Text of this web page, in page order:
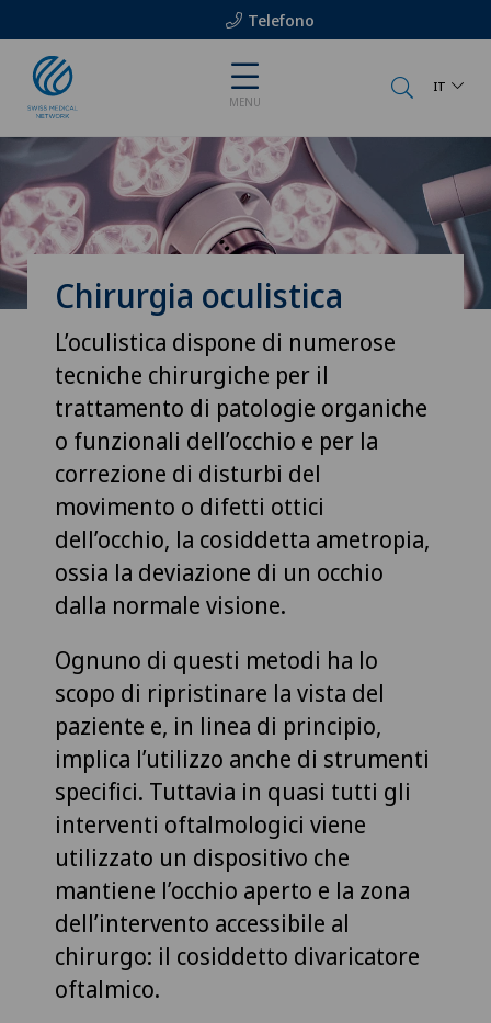
Telefono
MENU
IT
Chirurgia oculistica
L’oculistica dispone di numerose
tecniche chirurgiche per il
trattamento di patologie organiche
o funzionali dell’occhio e per la
correzione di disturbi del
movimento o difetti ottici
dell’occhio, la cosiddetta ametropia,
ossia la deviazione di un occhio
dalla normale visione.
Ognuno di questi metodi ha lo
scopo di ripristinare la vista del
paziente e, in linea di principio,
implica l’utilizzo anche di strumenti
specifici. Tuttavia in quasi tutti gli
interventi oftalmologici viene
utilizzato un dispositivo che
mantiene l’occhio aperto e la zona
dell’intervento accessibile al
chirurgo: il cosiddetto divaricatore
oftalmico.